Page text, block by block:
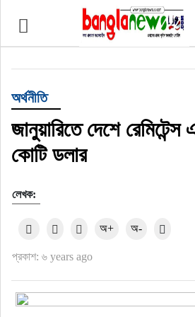
টপ নিউজ
ইন্টারন্যাশনাল
সিলেট বিভাগ
স্পোর্টস
মার্কিন যুক্তরাষ্ট্র
নিউইয়র্ক
অর্থনীতি
জানুয়ারিতে দেশে
কোটি ডলার
লেখক:
প্রকাশ: ৬ years ago
অ+ অ-